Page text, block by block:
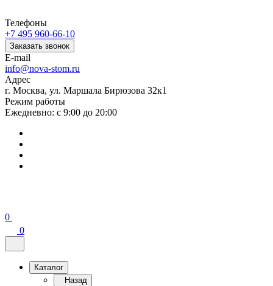
Телефоны
+7 495 960-66-10
Заказать звонок
E-mail
info@nova-stom.ru
Адрес
г. Москва, ул. Маршала Бирюзова 32к1
Режим работы
Ежедневно: с 9:00 до 20:00
0
0
Каталог
Назад